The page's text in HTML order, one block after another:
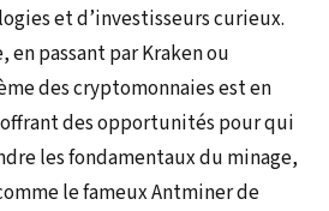
et d’investisseurs curieux.
en passant par Kraken ou
des cryptomonnaies est en
des opportunités pour qui
les fondamentaux du minage,
le fameux Antminer de